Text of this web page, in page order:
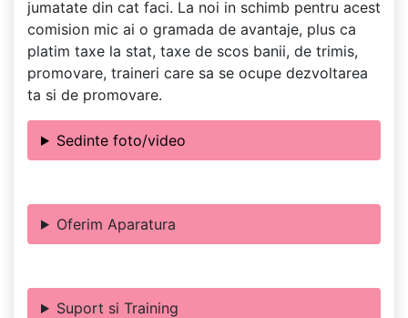
jumatate din cat faci. La noi in schimb pentru acest
comision mic ai o gramada de avantaje, plus ca
platim taxe la stat, taxe de scos banii, de trimis,
promovare, traineri care sa se ocupe dezvoltarea
ta si de promovare.
Sedinte foto/video
Oferim Aparatura
Suport si Training